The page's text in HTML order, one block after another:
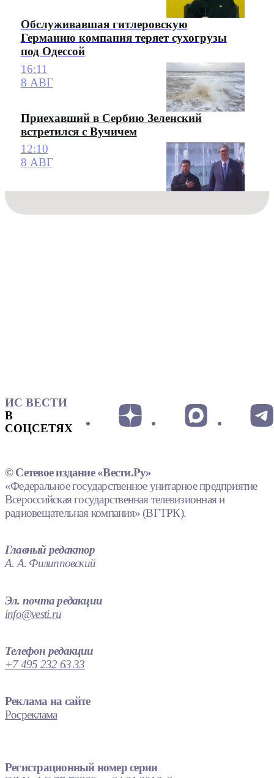
Обслуживавшая гитлеровскую
Германию компания теряет сухогрузы
под Одессой
16:11
8 АВГ
Приехавший в Сербию Зеленский
встретился с Вучичем
12:10
8 АВГ
ИС ВЕСТИ
В
СОЦСЕТЯХ
© Сетевое издание «Вести.Ру»
«Федеральное государственное унитарное предприятие
Всероссийская государственная телевизионная и
радиовещательная компания» (ВГТРК).
Главный редактор
А. А. Филипповский
Эл. почта редакции
info@vesti.ru
Телефон редакции
+7 495 232 63 33
Реклама на сайте
Росреклама
Регистрационный номер серии